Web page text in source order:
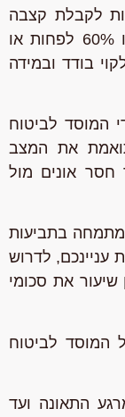
לקבלת קצבה
חודשית וזאת במידה ושיעור הנכות הינו 60% לפחות או
ללקוי בודד ובמידה
המוסד לביטוח
את המצב
חסר אונים מול
בתביעות
עניינכם, לדרוש
את סכומי
המוסד לביטוח
התאונה ועד